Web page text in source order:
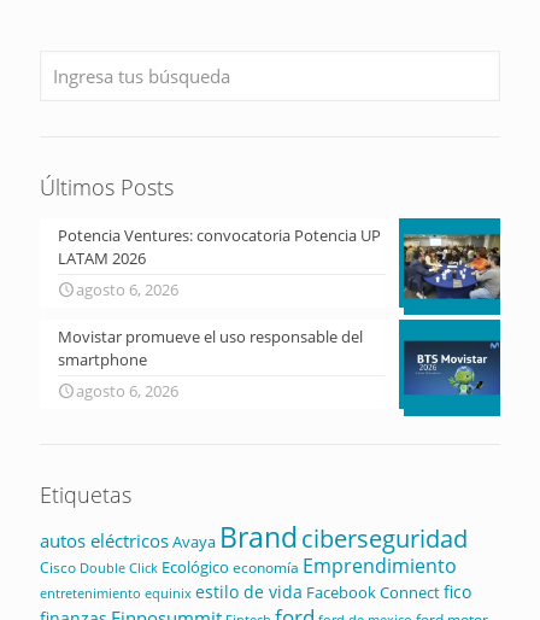
Últimos Posts
Potencia Ventures: convocatoria Potencia UP
LATAM 2026
agosto 6, 2026
Movistar promueve el uso responsable del
smartphone
agosto 6, 2026
Etiquetas
autos eléctricosAvaya Brandciberseguridad
Cisco Double Click Ecológico economía Emprendimiento
entretenimiento equinix estilo de vida Facebook Connectfico